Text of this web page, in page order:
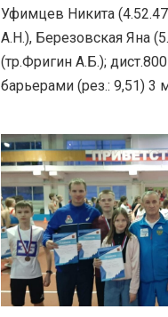
Уфимцев Никита
А.Н.), Березовская Яна
(тр.Фригин А.Б.);
барьерами (рез.: 9,51)